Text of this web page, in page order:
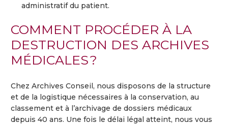
administratif du patient.
COMMENT PROCÉDER À LA
DESTRUCTION DES ARCHIVES
MÉDICALES ?
Chez Archives Conseil, nous disposons de la structure
et de la logistique nécessaires à la conservation, au
classement et à l’archivage de dossiers médicaux
depuis 40 ans. Une fois le délai légal atteint, nous vous